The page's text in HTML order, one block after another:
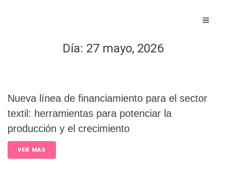
Día: 27 mayo, 2026
Nueva línea de financiamiento para el sector
textil: herramientas para potenciar la
producción y el crecimiento
VER MAS